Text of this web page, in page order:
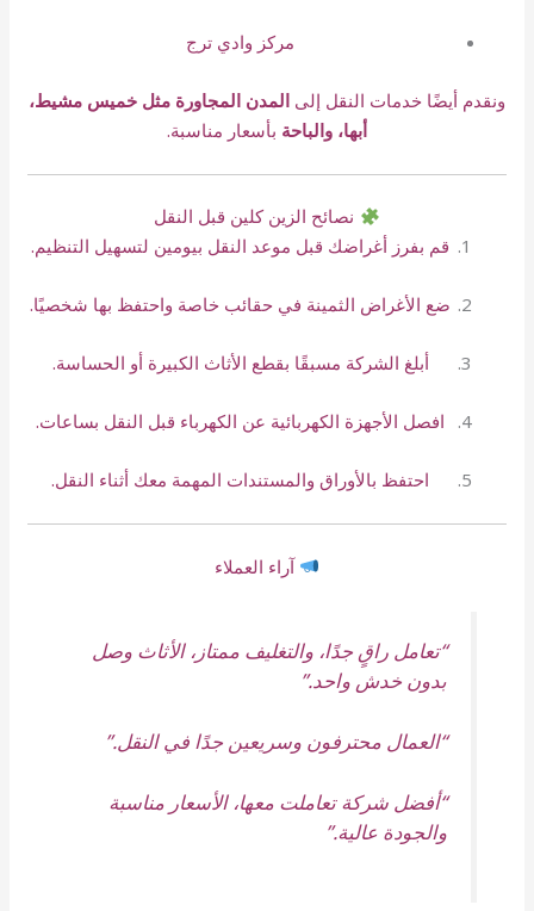
مركز وادي ترج
ونقدم أيضًا خدمات النقل إلى المدن المجاورة مثل خميس مشيط،
أبها، والباحة بأسعار مناسبة.
نصائح الزين كلين قبل النقل
قم بفرز أغراضك قبل موعد النقل بيومين لتسهيل التنظيم.
ضع الأغراض الثمينة في حقائب خاصة واحتفظ بها شخصيًا.
أبلغ الشركة مسبقًا بقطع الأثاث الكبيرة أو الحساسة.
افصل الأجهزة الكهربائية عن الكهرباء قبل النقل بساعات.
احتفظ بالأوراق والمستندات المهمة معك أثناء النقل.
آراء العملاء
“تعامل راقٍ جدًا، والتغليف ممتاز، الأثاث وصل
بدون خدش واحد.”
“العمال محترفون وسريعين جدًا في النقل.”
“أفضل شركة تعاملت معها، الأسعار مناسبة
والجودة عالية.”